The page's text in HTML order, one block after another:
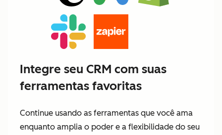
Integre seu CRM com suas
ferramentas favoritas
Continue usando as ferramentas que você ama
enquanto amplia o poder e a flexibilidade do seu